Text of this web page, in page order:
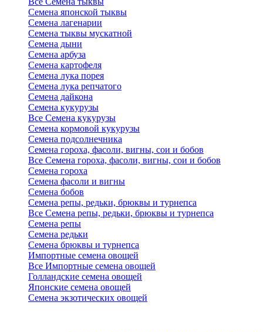
Семена японской тыквы
Семена лагенарии
Семена тыквы мускатной
Семена дыни
Семена арбуза
Семена картофеля
Семена лука порея
Семена лука репчатого
Семена дайкона
Семена кукурузы
Все Семена кукурузы
Семена кормовой кукурузы
Семена подсолнечника
Семена гороха, фасоли, вигны, сои и бобов
Все Семена гороха, фасоли, вигны, сои и бобов
Семена гороха
Семена фасоли и вигны
Семена бобов
Семена репы, редьки, брюквы и турнепса
Все Семена репы, редьки, брюквы и турнепса
Семена репы
Семена редьки
Семена брюквы и турнепса
Импортные семена овощей
Все Импортные семена овощей
Голландские семена овощей
Японские семена овощей
Семена экзотических овощей